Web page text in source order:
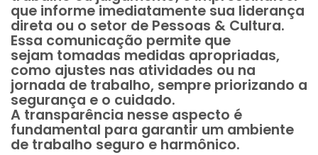
que informe imediatamente sua liderança
direta ou o setor de Pessoas & Cultura.
Essa comunicação permite que
sejam tomadas medidas apropriadas,
como ajustes nas atividades ou na
jornada de trabalho, sempre priorizando a
segurança e o cuidado.
A transparência nesse aspecto é
fundamental para garantir um ambiente
de trabalho seguro e harmônico.